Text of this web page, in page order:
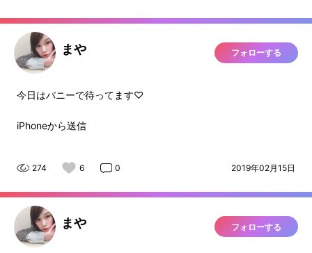
まや フォローする
今日はバニーで待ってます♡
iPhoneから送信
274 6 0 2019年02月15日
まや フォローする